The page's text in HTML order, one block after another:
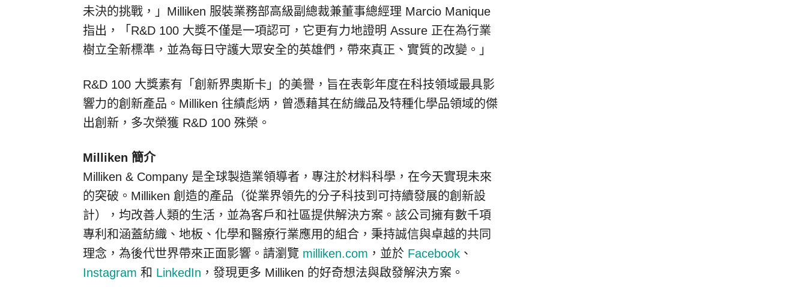
未決的挑戰，」Milliken 服裝業務部高級副總裁兼董事總經理 Marcio Manique
指出，「R&D 100 大獎不僅是一項認可，它更有力地證明 Assure 正在為行業
樹立全新標準，並為每日守護大眾安全的英雄們，帶來真正、實質的改變。」
R&D 100 大獎素有「創新界奧斯卡」的美譽，旨在表彰年度在科技領域最具影
響力的創新產品。Milliken 往績彪炳，曾憑藉其在紡織品及特種化學品領域的傑
出創新，多次榮獲 R&D 100 殊榮。
Milliken 簡介
Milliken & Company 是全球製造業領導者，專注於材料科學，在今天實現未來
的突破。Milliken 創造的產品（從業界領先的分子科技到可持續發展的創新設
計），均改善人類的生活，並為客戶和社區提供解決方案。該公司擁有數千項
專利和涵蓋紡織、地板、化學和醫療行業應用的組合，秉持誠信與卓越的共同
理念，為後代世界帶來正面影響。請瀏覽 milliken.com ，並於 Facebook 、
Instagram 和 LinkedIn ，發現更多 Milliken 的好奇想法與啟發解決方案。